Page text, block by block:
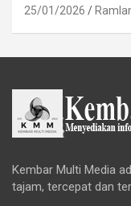
25/01/2026
Kembar Multi Media
tajam, tercepat dan